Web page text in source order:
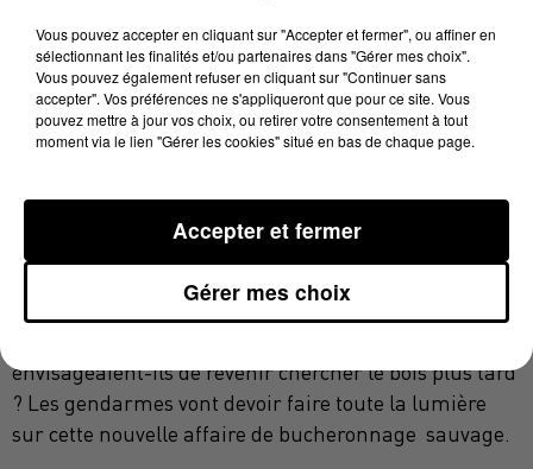
à Perles-et-Casteletet Bélesta.
Un exploitant forestier espagnol a comparu en
décembre dernier devant le tribunal correctionnel de
Foix, pour avoir coupé illégalement des centaines
propriétaires lésés avaient porté plainte. Une
centaine de chênes centenaires et plus de 300 sapins
ou épicéas avaient alors été tronçonnés, illégalement
en novembre 2020 et février 2021.
envisageaient-ils de revenir chercher le bois plus tard
? Les gendarmes vont devoir faire toute la lumière
sur cette nouvelle affaire de bucheronnage sauvage.
Vous pouvez accepter en cliquant sur "Accepter et fermer", ou affiner en
sélectionnant les finalités et/ou partenaires dans "Gérer mes choix".
Vous pouvez également refuser en cliquant sur "Continuer sans
accepter". Vos préférences ne s'appliqueront que pour ce site. Vous
pouvez mettre à jour vos choix, ou retirer votre consentement à tout
moment via le lien "Gérer les cookies" situé en bas de chaque page.
Gérer mes choix
Accepter et fermer